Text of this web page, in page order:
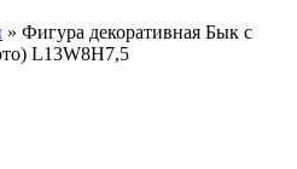
» Фигура декоративная Бык с
L13W8H7,5